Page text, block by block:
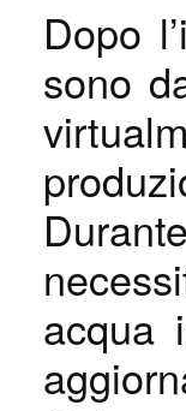
Dopo
sono
acqua